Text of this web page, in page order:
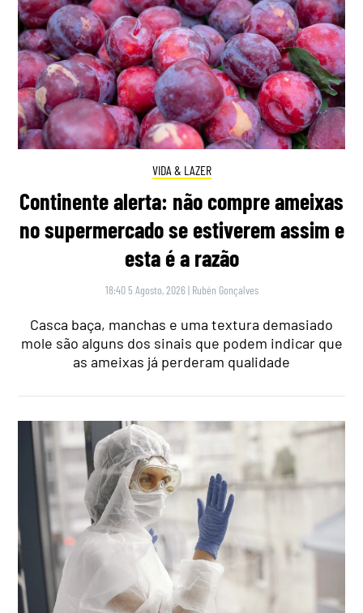
VIDA & LAZER
Continente alerta: não compre ameixas
no supermercado se estiverem assim e
esta é a razão
18:40 5 Agosto, 2026 | Rubén Gonçalves
Casca baça, manchas e uma textura demasiado
mole são alguns dos sinais que podem indicar que
as ameixas já perderam qualidade